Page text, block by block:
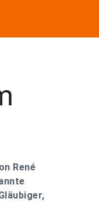
René